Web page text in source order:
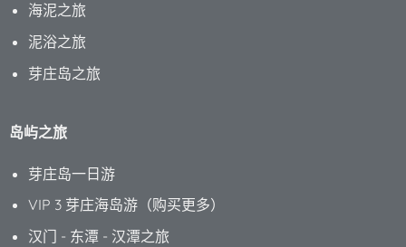
海泥之旅
泥浴之旅
芽庄岛之旅
岛屿之旅
芽庄岛一日游
VIP 3 芽庄海岛游（购买更多）
汉门 - 东潭 - 汉潭之旅